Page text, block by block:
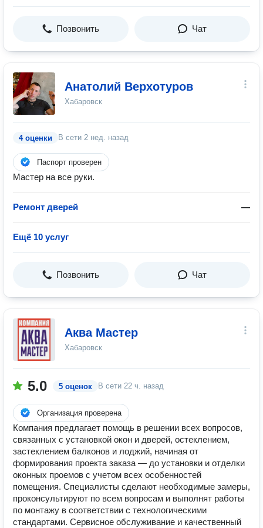
Позвонить Чат
Анатолий Верхотуров
Хабаровск
4 оценки В сети 2 нед. назад
Паспорт проверен
Мастер на все руки.
Ремонт дверей —
Ещё 10 услуг
Позвонить Чат
Аква Мастер
Хабаровск
5.0 5 оценок В сети 22 ч. назад
Организация проверена
Компания предлагает помощь в решении всех вопросов,
связанных с установкой окон и дверей, остеклением,
застеклением балконов и лоджий, начиная от
формирования проекта заказа — до установки и отделки
оконных проемов с учетом всех особенностей
помещения. Специалисты сделают необходимые замеры,
проконсультируют по всем вопросам и выполнят работы
по монтажу в соответствии с технологическими
стандартами. Сервисное обслуживание и качественный